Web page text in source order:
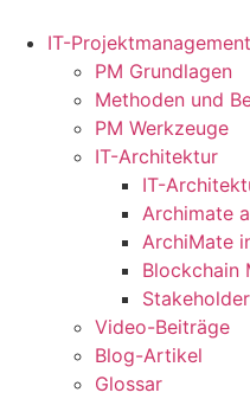
Inhalt
springen
IT-Projektmanagement
PM Grundlagen
Methoden und
PM Werkzeuge
IT-Architektur
IT-
Archimate
ArchiMate
Blockchain
Video-Beiträge
Blog-Artikel
Glossar